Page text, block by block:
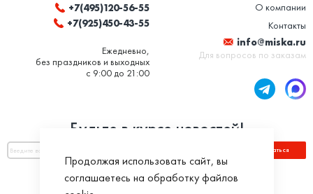
+7(495)120-56-55
+7(925)450-43-55
Ежедневно,
без праздников и выходных
с 9:00 до 21:00
О компании
Контакты
info@miska.ru
Для вопросов по заказам
Будьте в курсе новостей!
Подписаться
Оплатить по номеру заказа:
Продолжая использовать сайт, вы
соглашаетесь на обработку файлов